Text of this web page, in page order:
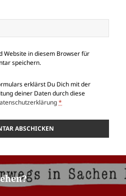
Website in diesem Browser für
speichern.
erklärst Du Dich mit der
deiner Daten durch diese
*